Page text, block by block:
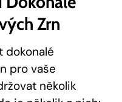
Zrn
dokonalé
pro vaše
několik